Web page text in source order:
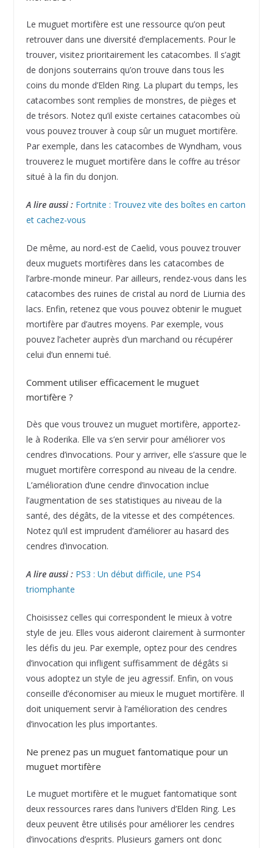
Le muguet mortifère est une ressource qu’on peut
retrouver dans une diversité d’emplacements. Pour le
trouver, visitez prioritairement les catacombes. Il s’agit
de donjons souterrains qu’on trouve dans tous les
coins du monde d’Elden Ring. La plupart du temps, les
catacombes sont remplies de monstres, de pièges et
de trésors. Notez qu’il existe certaines catacombes où
vous pouvez trouver à coup sûr un muguet mortifère.
Par exemple, dans les catacombes de Wyndham, vous
trouverez le muguet mortifère dans le coffre au trésor
situé à la fin du donjon.
A lire aussi : Fortnite : Trouvez vite des boîtes en carton
et cachez-vous
De même, au nord-est de Caelid, vous pouvez trouver
deux muguets mortifères dans les catacombes de
l’arbre-monde mineur. Par ailleurs, rendez-vous dans les
catacombes des ruines de cristal au nord de Liurnia des
lacs. Enfin, retenez que vous pouvez obtenir le muguet
mortifère par d’autres moyens. Par exemple, vous
pouvez l’acheter auprès d’un marchand ou récupérer
celui d’un ennemi tué.
Comment utiliser efficacement le muguet
mortifère ?
Dès que vous trouvez un muguet mortifère, apportez-
le à Roderika. Elle va s’en servir pour améliorer vos
cendres d’invocations. Pour y arriver, elle s’assure que le
muguet mortifère correspond au niveau de la cendre.
L’amélioration d’une cendre d’invocation inclue
l’augmentation de ses statistiques au niveau de la
santé, des dégâts, de la vitesse et des compétences.
Notez qu’il est imprudent d’améliorer au hasard des
cendres d’invocation.
A lire aussi : PS3 : Un début difficile, une PS4
triomphante
Choisissez celles qui correspondent le mieux à votre
style de jeu. Elles vous aideront clairement à surmonter
les défis du jeu. Par exemple, optez pour des cendres
d’invocation qui infligent suffisamment de dégâts si
vous adoptez un style de jeu agressif. Enfin, on vous
conseille d’économiser au mieux le muguet mortifère. Il
doit uniquement servir à l’amélioration des cendres
d’invocation les plus importantes.
Ne prenez pas un muguet fantomatique pour un
muguet mortifère
Le muguet mortifère et le muguet fantomatique sont
deux ressources rares dans l’univers d’Elden Ring. Les
deux peuvent être utilisés pour améliorer les cendres
d’invocations d’esprits. Plusieurs gamers ont donc